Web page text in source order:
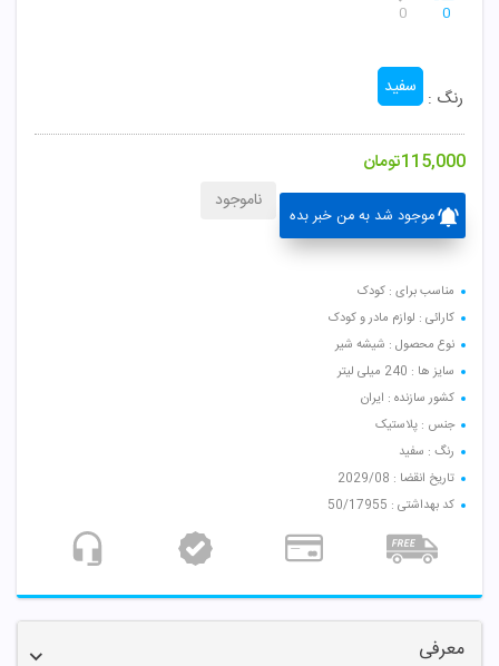
0
0
رنگ : سفید
115,000تومان
موجود شد به من خبر بده
ناموجود
مناسب برای : کودک
کارائی : لوازم مادر و کودک
نوع محصول : شیشه شیر
سایز ها : 240 میلی لیتر
کشور سازنده : ایران
جنس : پلاستیک
رنگ : سفید
تاریخ انقضا : 2029/08
کد بهداشتی : 50/17955
معرفی